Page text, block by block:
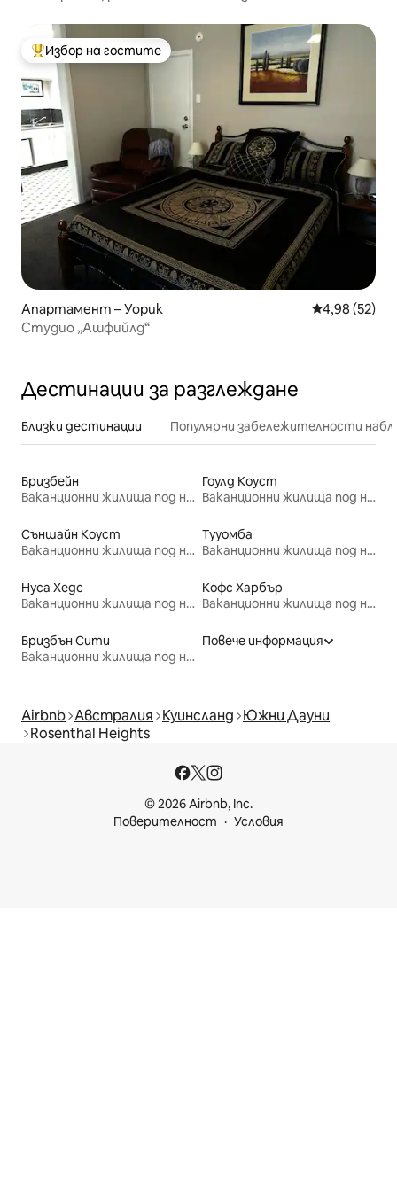
Най-популярен избор на гостите
Избор на гостите
Апартамент – Уорик Средна
4,98 (52)
Студио „Ашфийлд“
Дестинации за разглеждане
Близки дестинации Популярни забележителности
Бризбейн
Ваканционни жилища под наем
Гоулд Коуст
Ваканционни жилища под наем
Съншайн Коуст
Ваканционни жилища под наем
Тууомба
Ваканционни жилища под наем
Нуса Хедс
Ваканционни жилища под наем
Кофс Харбър
Ваканционни жилища под наем
Бризбън Сити
Ваканционни жилища под наем
Повече информация
Airbnb Австралия Куинсланд Южни Дауни
Rosenthal Heights
© 2026 Airbnb, Inc.
Поверителност
Условия